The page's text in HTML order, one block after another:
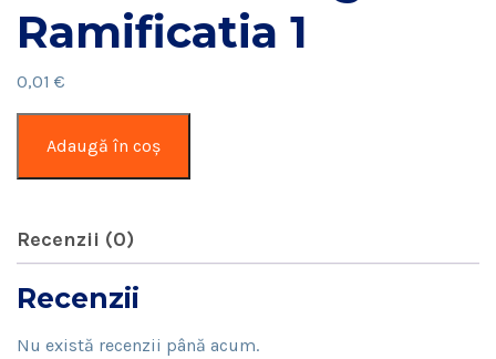
Ramificatia 1
0,01 €
Romania
–
–
Ramificatia
Adaugă în coș
Recenzii (0)
Recenzii
Nu există recenzii până acum.